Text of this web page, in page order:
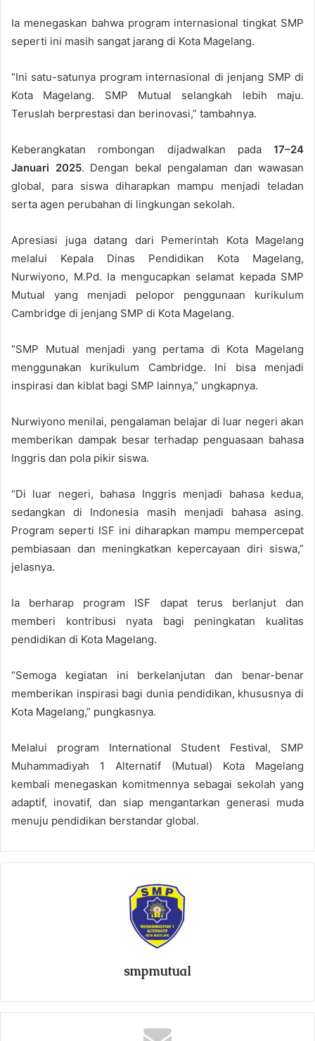
Ia menegaskan bahwa program internasional tingkat SMP
seperti ini masih sangat jarang di Kota Magelang.
“Ini satu-satunya program internasional di jenjang SMP di
Kota Magelang. SMP Mutual selangkah lebih maju.
Teruslah berprestasi dan berinovasi,” tambahnya.
Keberangkatan rombongan dijadwalkan pada 17–24
Januari 2025. Dengan bekal pengalaman dan wawasan
global, para siswa diharapkan mampu menjadi teladan
serta agen perubahan di lingkungan sekolah.
Apresiasi juga datang dari Pemerintah Kota Magelang
melalui Kepala Dinas Pendidikan Kota Magelang,
Nurwiyono, M.Pd. Ia mengucapkan selamat kepada SMP
Mutual yang menjadi pelopor penggunaan kurikulum
Cambridge di jenjang SMP di Kota Magelang.
“SMP Mutual menjadi yang pertama di Kota Magelang
menggunakan kurikulum Cambridge. Ini bisa menjadi
inspirasi dan kiblat bagi SMP lainnya,” ungkapnya.
Nurwiyono menilai, pengalaman belajar di luar negeri akan
memberikan dampak besar terhadap penguasaan bahasa
Inggris dan pola pikir siswa.
“Di luar negeri, bahasa Inggris menjadi bahasa kedua,
sedangkan di Indonesia masih menjadi bahasa asing.
Program seperti ISF ini diharapkan mampu mempercepat
pembiasaan dan meningkatkan kepercayaan diri siswa,”
jelasnya.
Ia berharap program ISF dapat terus berlanjut dan
memberi kontribusi nyata bagi peningkatan kualitas
pendidikan di Kota Magelang.
“Semoga kegiatan ini berkelanjutan dan benar-benar
memberikan inspirasi bagi dunia pendidikan, khususnya di
Kota Magelang,” pungkasnya.
Melalui program International Student Festival, SMP
Muhammadiyah 1 Alternatif (Mutual) Kota Magelang
kembali menegaskan komitmennya sebagai sekolah yang
adaptif, inovatif, dan siap mengantarkan generasi muda
menuju pendidikan berstandar global.
smpmutual